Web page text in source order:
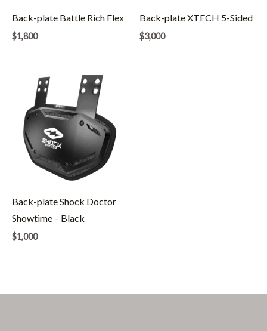
Back-plate Battle Rich Flex
$1,800
Back-plate XTECH 5-Sided
$3,000
Back-plate Shock Doctor
Showtime – Black
$1,000